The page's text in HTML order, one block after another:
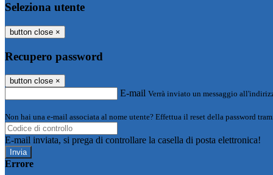
Seleziona utente
button close ×
Recupero password
button close ×
E-mail Verrà inviato un messaggio
Non hai una e-mail associata al nome utente? Effettua il reset della password
E-mail inviata, si prega di controllare la casella di posta elettronica!
Errore